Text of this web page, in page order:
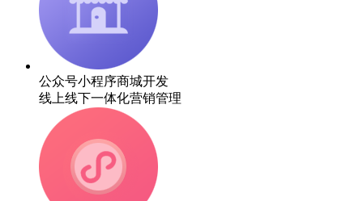
公众号小程序商城开发
线上线下一体化营销管理